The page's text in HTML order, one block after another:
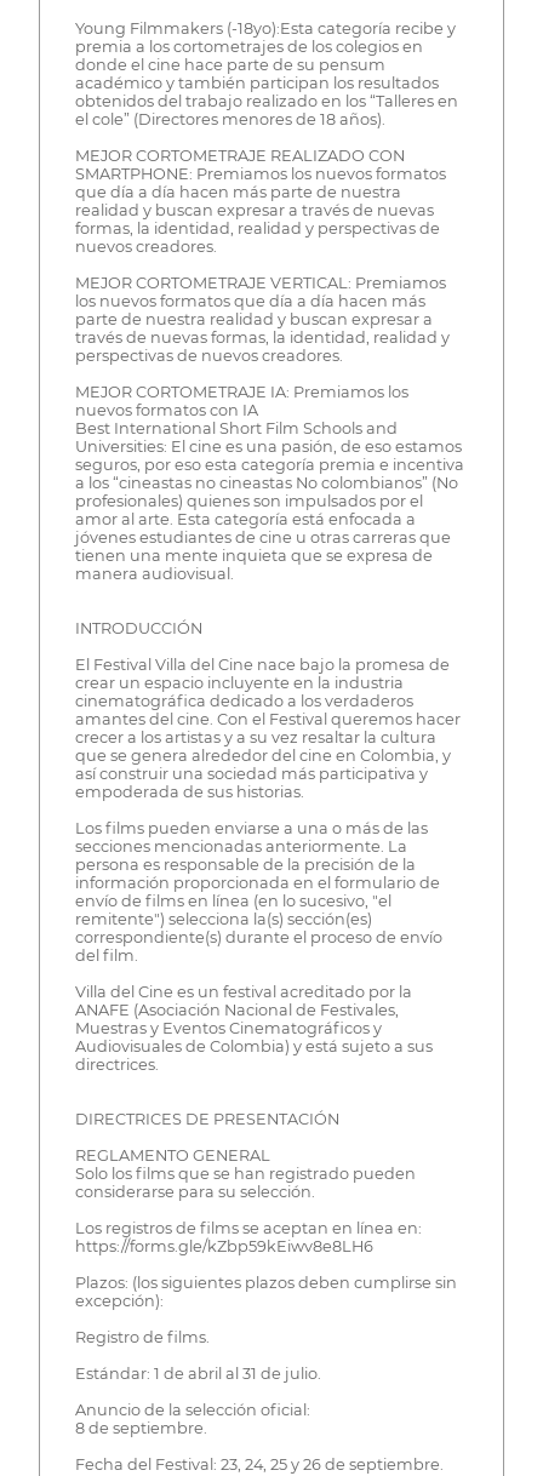
Young Filmmakers (-18yo):Esta categoría recibe y
premia a los cortometrajes de los colegios en
donde el cine hace parte de su pensum
académico y también participan los resultados
obtenidos del trabajo realizado en los “Talleres en
el cole” (Directores menores de 18 años).
MEJOR CORTOMETRAJE REALIZADO CON
SMARTPHONE: Premiamos los nuevos formatos
que día a día hacen más parte de nuestra
realidad y buscan expresar a través de nuevas
formas, la identidad, realidad y perspectivas de
nuevos creadores.
MEJOR CORTOMETRAJE VERTICAL: Premiamos
los nuevos formatos que día a día hacen más
parte de nuestra realidad y buscan expresar a
través de nuevas formas, la identidad, realidad y
perspectivas de nuevos creadores.
MEJOR CORTOMETRAJE IA: Premiamos los
nuevos formatos con IA
Best International Short Film Schools and
Universities: El cine es una pasión, de eso estamos
seguros, por eso esta categoría premia e incentiva
a los “cineastas no cineastas No colombianos” (No
profesionales) quienes son impulsados por el
amor al arte. Esta categoría está enfocada a
jóvenes estudiantes de cine u otras carreras que
tienen una mente inquieta que se expresa de
manera audiovisual.
INTRODUCCIÓN
El Festival Villa del Cine nace bajo la promesa de
crear un espacio incluyente en la industria
cinematográfica dedicado a los verdaderos
amantes del cine. Con el Festival queremos hacer
crecer a los artistas y a su vez resaltar la cultura
que se genera alrededor del cine en Colombia, y
así construir una sociedad más participativa y
empoderada de sus historias.
Los films pueden enviarse a una o más de las
secciones mencionadas anteriormente. La
persona es responsable de la precisión de la
información proporcionada en el formulario de
envío de films en línea (en lo sucesivo, "el
remitente") selecciona la(s) sección(es)
correspondiente(s) durante el proceso de envío
del film.
Villa del Cine es un festival acreditado por la
ANAFE (Asociación Nacional de Festivales,
Muestras y Eventos Cinematográficos y
Audiovisuales de Colombia) y está sujeto a sus
directrices.
DIRECTRICES DE PRESENTACIÓN
REGLAMENTO GENERAL
Solo los films que se han registrado pueden
considerarse para su selección.
Los registros de films se aceptan en línea en:
https://forms.gle/kZbp59kEiwv8e8LH6
Plazos: (los siguientes plazos deben cumplirse sin
excepción):
Registro de films.
Estándar: 1 de abril al 31 de julio.
Anuncio de la selección oficial:
8 de septiembre.
Fecha del Festival: 23, 24, 25 y 26 de septiembre.